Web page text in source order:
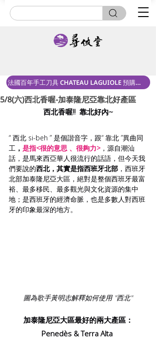
法國百年手工刀具 CHATEAU LAGUIOLE 預購中！
5/8(六)西北香喔-加泰隆尼亞靠北好產區
西北香喔!!  靠北好內~
“ 西北 si-beh ” 是個諧音字，跟“ 靠北 ”異曲同
工 ， 是指<很的意思 、很夠力> ，源自潮汕
話，是馬來西亞華人很流行的話語，但今天我
們要說的西北，其實是指西班牙北部 ，西班牙
北部加泰隆尼亞大區，絕對是整個西班牙最富
裕、最多移民、最多觀光與文化資源的集中
地；是西班牙的經濟命脈，也是多數人對西班
牙的印象最深的地方。
圖為歌手黃明志解釋如何使用 "西北"
加泰隆尼亞大區最好的兩大產區：
Penedès & Terra Alta